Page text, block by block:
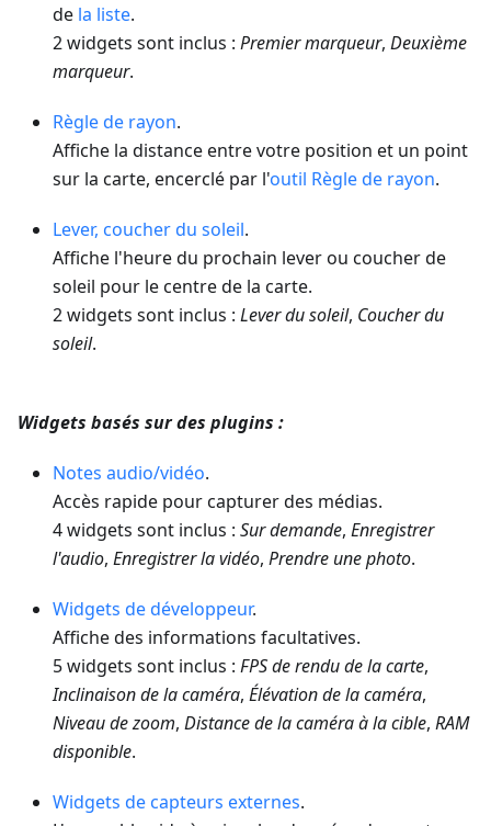
de la liste.
2 widgets sont inclus : Premier marqueur, Deuxième
marqueur.
Règle de rayon.
Affiche la distance entre votre position et un point
sur la carte, encerclé par l'outil Règle de rayon.
Lever, coucher du soleil.
Affiche l'heure du prochain lever ou coucher de
soleil pour le centre de la carte.
2 widgets sont inclus : Lever du soleil, Coucher du
soleil.
Widgets basés sur des plugins :
Notes audio/vidéo.
Accès rapide pour capturer des médias.
4 widgets sont inclus : Sur demande, Enregistrer
l'audio, Enregistrer la vidéo, Prendre une photo.
Widgets de développeur.
Affiche des informations facultatives.
5 widgets sont inclus : FPS de rendu de la carte,
Inclinaison de la caméra, Élévation de la caméra,
Niveau de zoom, Distance de la caméra à la cible, RAM
disponible.
Widgets de capteurs externes.